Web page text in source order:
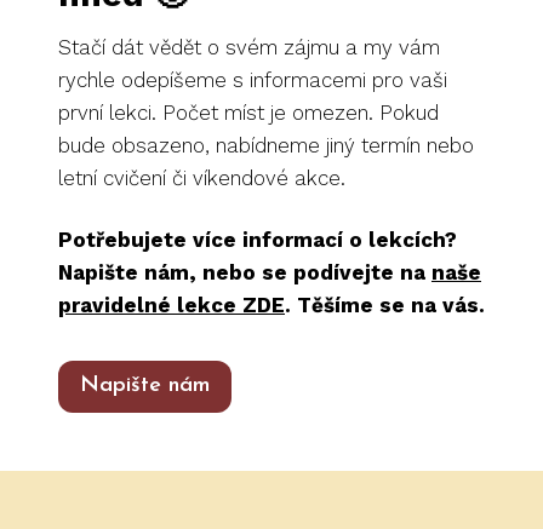
n
a
t
i
v
:
Stačí dát vědět o svém zájmu a my vám
rychle odepíšeme s informacemi pro vaši
první lekci. Počet míst je omezen. Pokud
bude obsazeno, nabídneme jiný termín nebo
letní cvičení či víkendové akce.
Potřebujete více informací o lekcích?
Napište nám, nebo se podívejte na naše
pravidelné lekce ZDE. Těšíme se na vás.
Napište nám